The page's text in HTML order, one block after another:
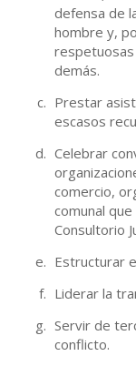
defensa de
hombre y,
respetuosas
demás.
Prestar
escasos
Celebrar
comercio,
comunal
Consultorio
Estructurar
Liderar la
Servir de
conflicto.